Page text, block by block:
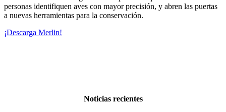
personas identifiquen aves con mayor precisión, y abren las puertas
a nuevas herramientas para la conservación.
¡Descarga Merlin!
Noticias recientes